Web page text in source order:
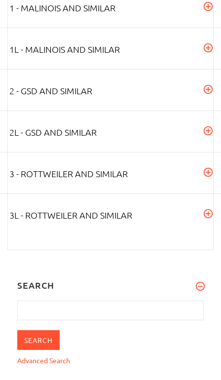
1 - MALINOIS AND SIMILAR
1L - MALINOIS AND SIMILAR
2 - GSD AND SIMILAR
2L - GSD AND SIMILAR
3 - ROTTWEILER AND SIMILAR
3L - ROTTWEILER AND SIMILAR
SEARCH
Advanced Search